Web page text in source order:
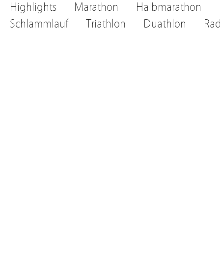
Highlights Marathon Halbmarathon
Schlammlauf
Triathlon Duathlon